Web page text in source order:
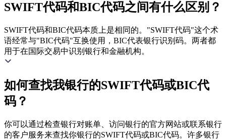
SWIFT代码和BIC代码之间有什么区别？
SWIFT代码和BIC代码本质上是相同的。"SWIFT代码"这个术
语经常与"BIC代码"互换使用，BIC代表银行识别码。两者都
用于在国际交易中识别银行和金融机构。
如何查找我银行的SWIFT代码或BIC代
码？
你可以通过检查银行对账单、访问银行的官方网站或联系银行
的客户服务来查找你银行的SWIFT代码或BIC代码。许多银行